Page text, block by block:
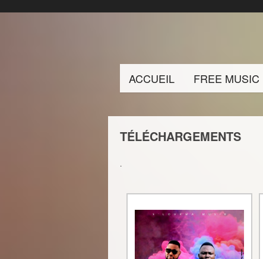
ACCUEIL FREE MUSIC
TÉLÉCHARGEMENTS
.